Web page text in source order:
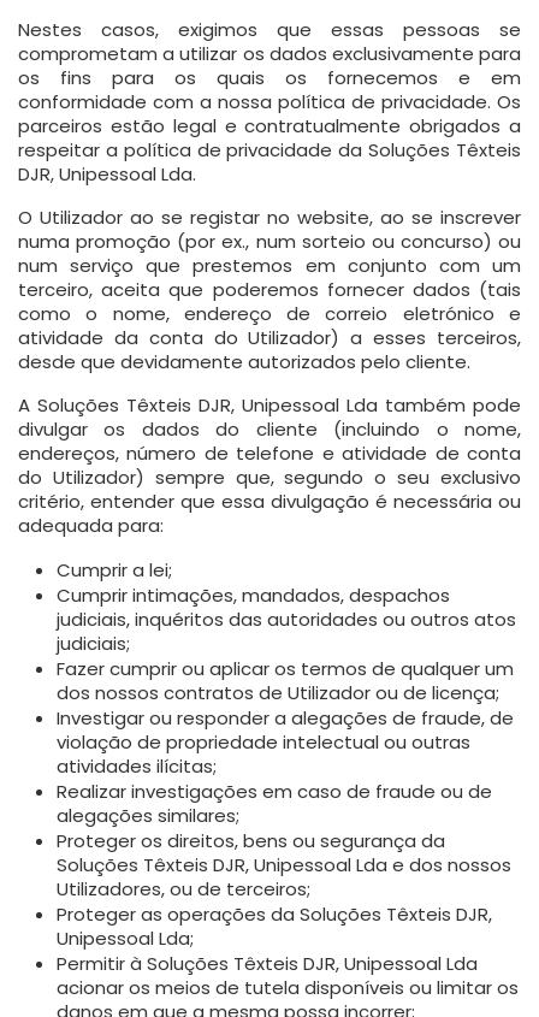
Nestes casos, exigimos que essas pessoas se
comprometam a utilizar os dados exclusivamente para
os fins para os quais os fornecemos e em
conformidade com a nossa política de privacidade. Os
parceiros estão legal e contratualmente obrigados a
respeitar a política de privacidade da Soluções Têxteis
DJR, Unipessoal Lda.
O Utilizador ao se registar no website, ao se inscrever
numa promoção (por ex., num sorteio ou concurso) ou
num serviço que prestemos em conjunto com um
terceiro, aceita que poderemos fornecer dados (tais
como o nome, endereço de correio eletrónico e
atividade da conta do Utilizador) a esses terceiros,
desde que devidamente autorizados pelo cliente.
A Soluções Têxteis DJR, Unipessoal Lda também pode
divulgar os dados do cliente (incluindo o nome,
endereços, número de telefone e atividade de conta
do Utilizador) sempre que, segundo o seu exclusivo
critério, entender que essa divulgação é necessária ou
adequada para:
Cumprir a lei;
Cumprir intimações, mandados, despachos
judiciais, inquéritos das autoridades ou outros atos
judiciais;
Fazer cumprir ou aplicar os termos de qualquer um
dos nossos contratos de Utilizador ou de licença;
Investigar ou responder a alegações de fraude, de
violação de propriedade intelectual ou outras
atividades ilícitas;
Realizar investigações em caso de fraude ou de
alegações similares;
Proteger os direitos, bens ou segurança da
Soluções Têxteis DJR, Unipessoal Lda e dos nossos
Utilizadores, ou de terceiros;
Proteger as operações da Soluções Têxteis DJR,
Unipessoal Lda;
Permitir à Soluções Têxteis DJR, Unipessoal Lda
acionar os meios de tutela disponíveis ou limitar os
danos em que a mesma possa incorrer;